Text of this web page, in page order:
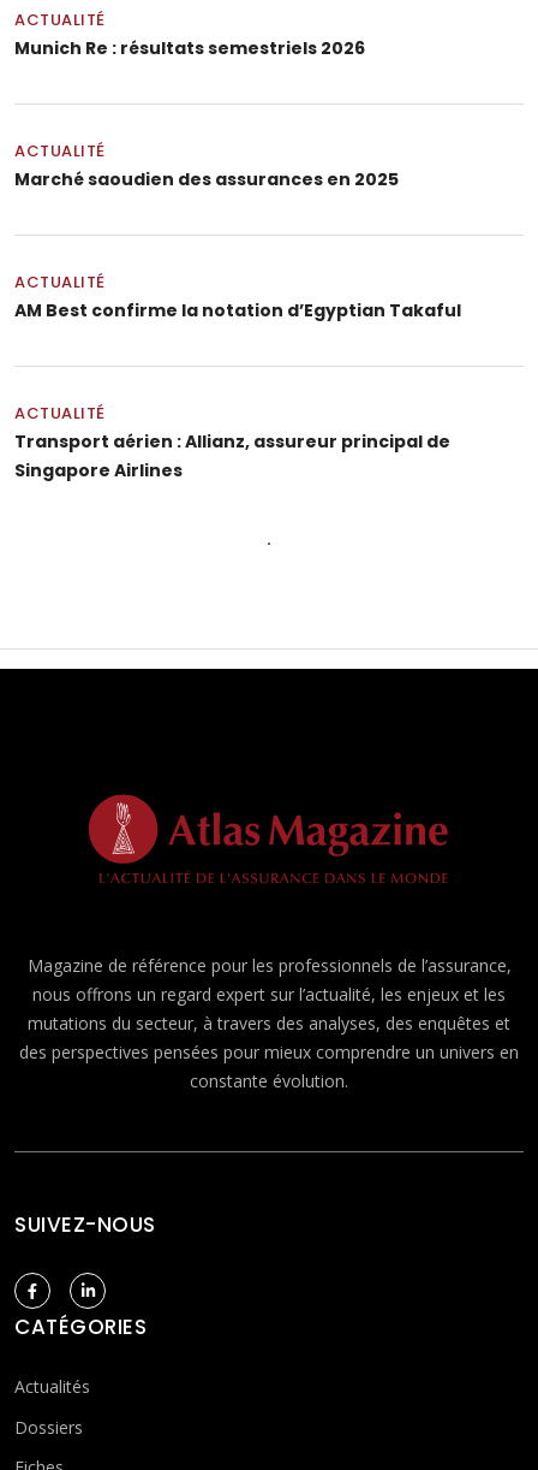
ACTUALITÉ
Munich Re : résultats semestriels 2026
ACTUALITÉ
Marché saoudien des assurances en 2025
ACTUALITÉ
AM Best confirme la notation d’Egyptian Takaful
ACTUALITÉ
Transport aérien : Allianz, assureur principal de
Singapore Airlines
Magazine de référence pour les professionnels de l’assurance,
nous offrons un regard expert sur l’actualité, les enjeux et les
mutations du secteur, à travers des analyses, des enquêtes et
des perspectives pensées pour mieux comprendre un univers en
constante évolution.
SUIVEZ-NOUS
CATÉGORIES
Actualités
Dossiers